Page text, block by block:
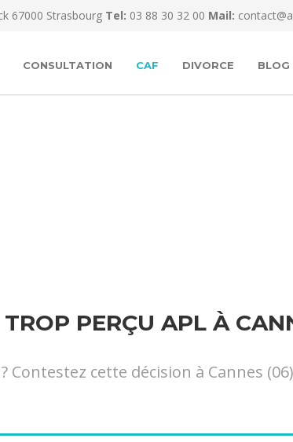
67000 Strasbourg Tel: 03 88 30 32 00 Mail:
CONSULTATION CAF DIVORCE BLOG
PERÇU APL À
Contestez cette décision à Cannes (06)